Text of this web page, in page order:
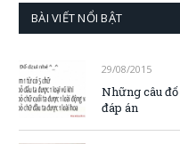
BÀI VIẾT NỔI BẬT
29/08/2015
Những câu
đáp án